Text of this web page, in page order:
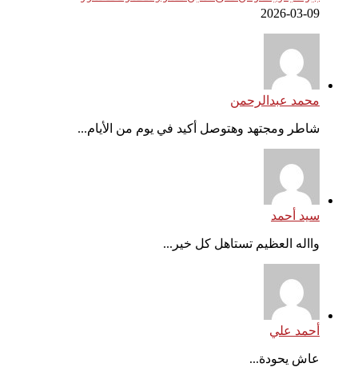
2026-03-09
محمد عبدالرحمن
شاطر ومجتهد وهتوصل أكيد في يوم من الأيام...
سيد أحمد
وااله العظيم تستاهل كل خير...
أحمد علي
عاش يحودة...